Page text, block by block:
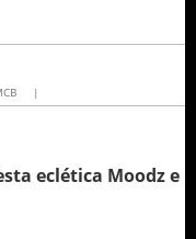
|
eclética Moodz e